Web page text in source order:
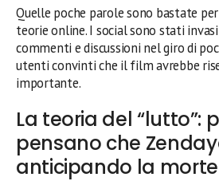
Quelle poche parole sono bastate
teorie online. I social sono stati
commenti e discussioni nel giro di
utenti convinti che il film avrebbe
importante.
La teoria del “lutto”:
pensano che
anticipando la morte